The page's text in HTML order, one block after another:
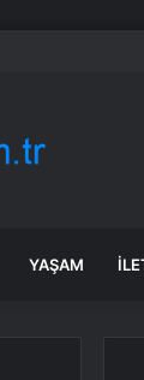
YAŞAM